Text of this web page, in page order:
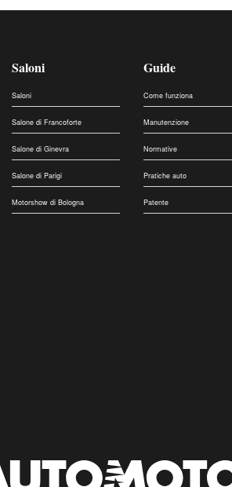
Saloni
Saloni
Salone di Francoforte
Salone di Ginevra
Salone di Parigi
Motorshow di Bologna
Guide
Come funziona
Manutenzione
Normative
Pratiche auto
Patente